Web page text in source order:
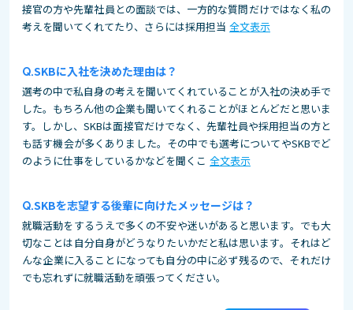
接官の方や先輩社員との面談では、一方的な質問だけではなく私の
考えを聞いてくれてたり、さらには採用担当 全文表示
SKBに入社を決めた理由は？
選考の中で私自身の考えを聞いてくれていることが入社の決め手で
した。もちろん他の企業も聞いてくれることがほとんどだと思いま
す。しかし、SKBは面接官だけでなく、先輩社員や採用担当の方と
も話す機会が多くありました。その中でも選考についてやSKBでど
のように仕事をしているかなどを聞くこ 全文表示
SKBを志望する後輩に向けたメッセージは？
就職活動をするうえで多くの不安や迷いがあると思います。でも大
切なことは自分自身がどうなりたいかだと私は思います。それはど
んな企業に入ることになっても自分の中に必ず残るので、それだけ
でも忘れずに就職活動を頑張ってください。